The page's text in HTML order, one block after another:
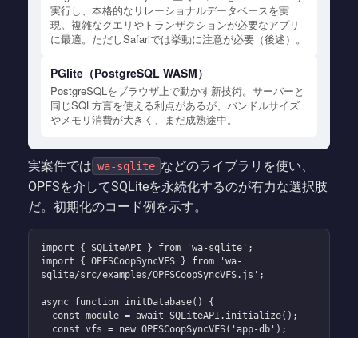
実行し、本格的なリレーショナルデータベースを実
現。複雑なクエリやトランザクションが必要なアプリ
に最適。ただしSafariでは挙動に注意が必要（後述）。
PGlite（PostgreSQL WASM）
PostgreSQLをブラウザ上で動かす新技術。サーバーと
同じSQL方言を使える利点があるが、バンドルサイズ
やメモリ消費が大きく、まだ成熟途中。
実案件では wa-sqlite などのライブラリを使い、
OPFSを介してSQLiteを永続化するのが有力な選択肢
だ。初期化のコード例を示す。
import { SQLiteAPI } from 'wa-sqlite';
import { OPFSCoopSyncVFS } from 'wa-
sqlite/src/examples/OPFSCoopSyncVFS.js';
async function initDatabase() {